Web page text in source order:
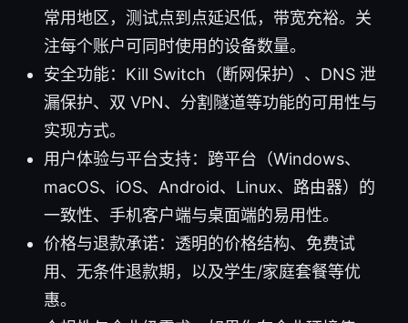
常用地区，测试点到点延迟低，带宽充裕。关
注每个账户可同时使用的设备数量。
安全功能：Kill Switch（断网保护）、DNS 泄
漏保护、双 VPN、分割隧道等功能的可用性与
实现方式。
用户体验与平台支持：跨平台（Windows、
macOS、iOS、Android、Linux、路由器）的
一致性、手机客户端与桌面端的易用性。
价格与退款承诺：透明的价格结构、免费试
用、无条件退款期，以及学生/家庭套餐等优
惠。